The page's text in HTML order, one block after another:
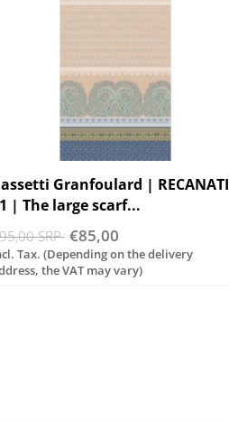
Granfoulard | RECANATI
| The large scarf...
SRP €85,00
Tax. (Depending on the delivery
the VAT may vary)